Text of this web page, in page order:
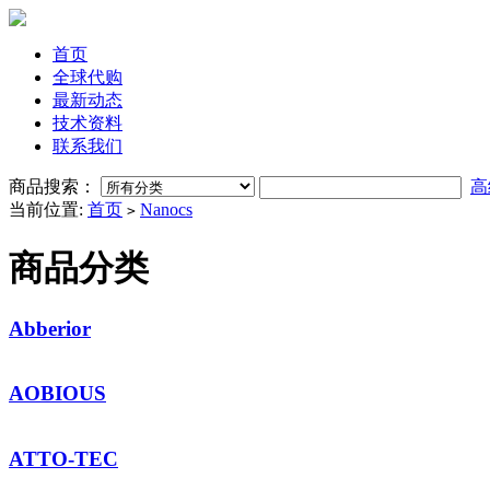
首页
全球代购
最新动态
技术资料
联系我们
商品搜索：
当前位置: 首页 > Nanocs
商品分类
Abberior
AOBIOUS
ATTO-TEC